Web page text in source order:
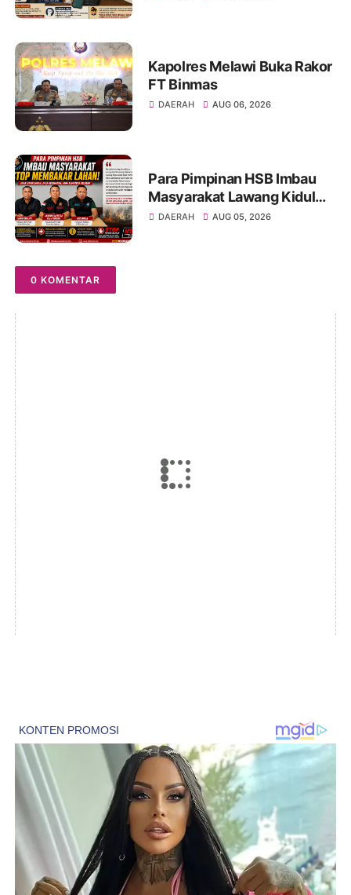
Kapolres Melawi Buka Rakor
FT Binmas
DAERAH AUG 06, 2026
Para Pimpinan HSB Imbau
Masyarakat Lawang Kidul
Tidak Membuka Lahan
DAERAH AUG 05, 2026
0 KOMENTAR